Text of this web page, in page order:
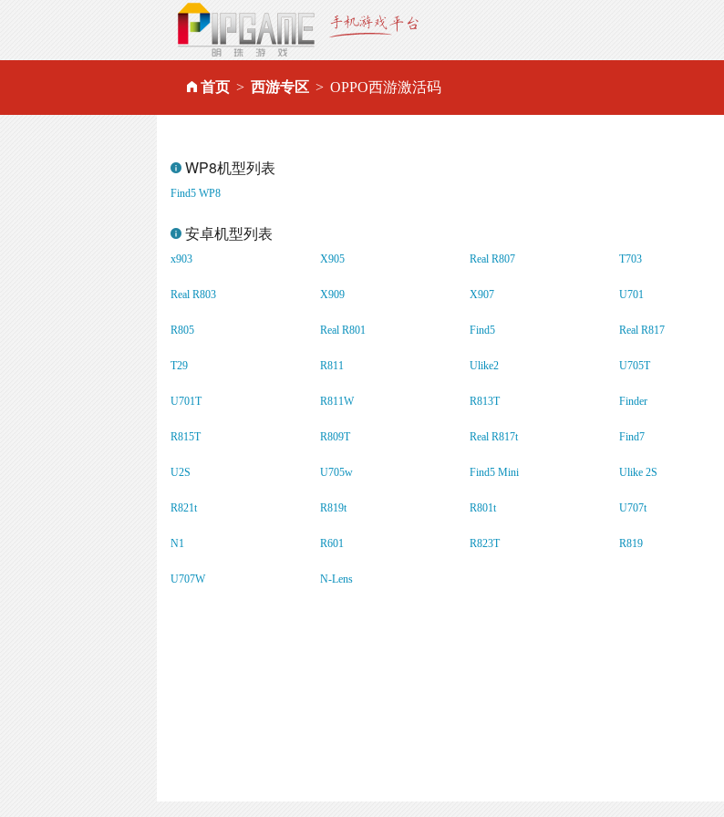
首页 西游专区 OPPO西游激活码
WP8机型列表
Find5 WP8
安卓机型列表
x903 X905 Real R807 T703
Real R803 X909 X907 U701
R805 Real R801 Find5 Real R817
T29 R811 Ulike2 U705T
U701T R811W R813T Finder
R815T R809T Real R817t Find7
U2S U705w Find5 Mini Ulike 2S
R821t R819t R801t U707t
N1 R601 R823T R819
U707W N-Lens